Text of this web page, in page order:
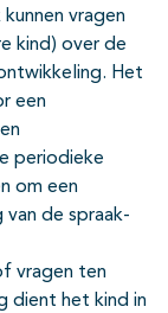
vragen
kind) over de
Het
een
periodieke
om een
de spraak-
vragen ten
dient het kind in